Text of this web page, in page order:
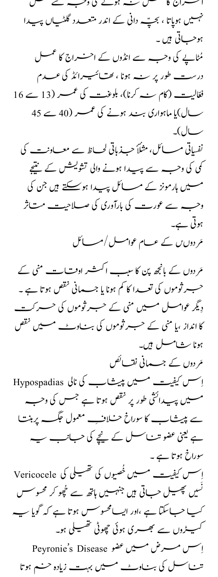
نہیں ہوپاتا ، بچّہ دانی کے اندر متعدد گلٹیاں پیدا
ہوجاتی ہیں ۔
مُٹاپے کی وجہ سے انڈوں کے اخراج کا عمل
درست طور پر نہ ہونا ، تھائیرائڈ کی عدم
فعّالیت (کام نہ کرنا)، بلوغت کی عمر (13 سے 16
سال)یا ماہواری بند ہونے کی عمر (40 سے 45
سال)۔
کمی کی وجہ سے پیدا ہونے والی تشویش کے نتیجے
میں ہارمونز کے مسائل پیدا ہوسکتے ہیں جن کی
وجہ سے عورت کی بارآوری کی صلاحیت متاثر
ہوتی ہے۔
مَردوںں کے عام عوامل/مسائل
مَردوں کے بانجھ پن کا سبب اکثر اوقات منی کے
جرثوموں کی تعدا کا کم ہونا یا جسمانی نقص ہوتا ہے ۔
دِیگر عوامل میں منی کے جرثوموں کی حرکت
کا انداز ،یا منی کے جرثوموں کی بناوٹ میں نقص
ہونا شامل ہیں۔
مَردوں کے جسمانی نقائص
Hypospadias اِس کیفیت میں پیشاب کی نالی
میں پیدائشی طور پر نقص ہوتا ہے جس کی وجہ
سے پیشاب کا سوراخ خلافِ معمول جگہ پربنتا
ہے یعنی عضو تناسل کے نیچے کی جانب یہ
سوراخ ہوتا ہے ۔
Vericocele اِس کیفیت میں خُصیوں کی تھیلی کی
نَسیں پھیل جاتی ہیں جنہیں ہاتھ سے چُھو کر محسوس
کیا جاسکتا ہے ،اور ایسامحسوس ہوتا ہے کہ گویا یہ
کیڑوں سے بھری ہوئی چھوٹی تھیلی ہو۔
Peyronie’s Disease اِس مرض میں عضو
تناسل کی بناوٹ میں بہت زیادہ خم ہوتا